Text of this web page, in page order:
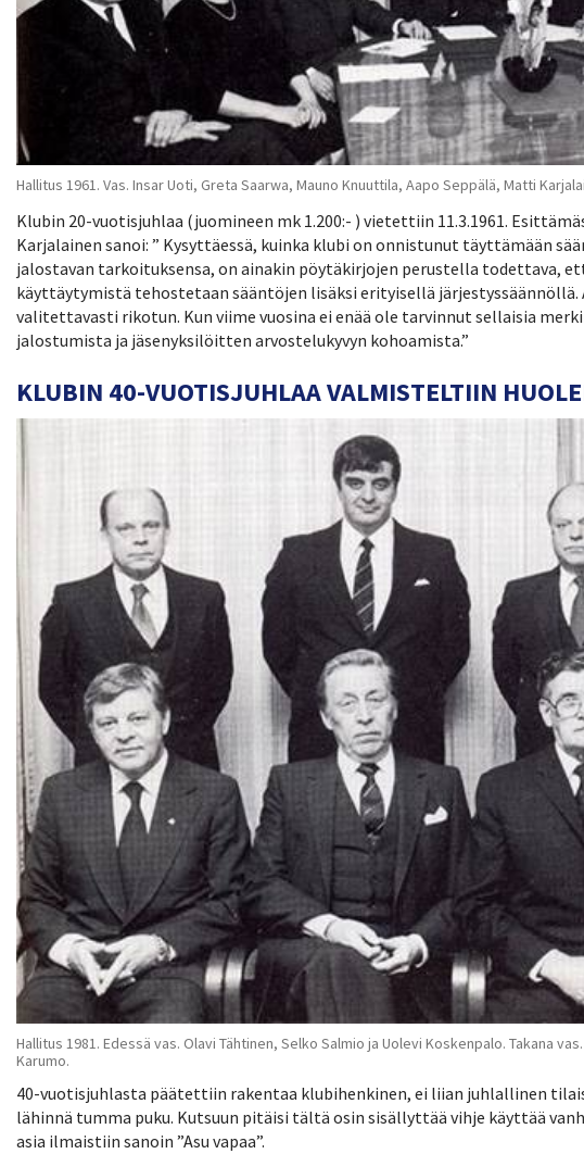
Hallitus 1961. Vas. Insar Uoti, Greta Saarwa, Mauno Knuuttila, Aapo Seppälä, Matti
Klubin 20-vuotisjuhlaa (juomineen mk 1.200:- ) vietettiin 11.3.1961.
Karjalainen sanoi: ” Kysyttäessä, kuinka klubi on onnistunut täyttämään
jalostavan tarkoituksensa, on ainakin pöytäkirjojen perustella todettava,
käyttäytymistä tehostetaan sääntöjen lisäksi erityisellä
valitettavasti rikotun. Kun viime vuosina ei enää ole tarvinnut sellaisia
jalostumista ja jäsenyksilöitten arvostelukyvyn kohoamista.”
KLUBIN 40-VUOTISJUHLAA VALMISTELTIIN
Hallitus 1981. Edessä vas. Olavi Tähtinen, Selko Salmio ja Uolevi Koskenpalo. Takana
Karumo.
40-vuotisjuhlasta päätettiin rakentaa klubihenkinen, ei liian juhlallinen
lähinnä tumma puku. Kutsuun pitäisi tältä osin sisällyttää vihje käyttää
asia ilmaistiin sanoin ”Asu vapaa”.